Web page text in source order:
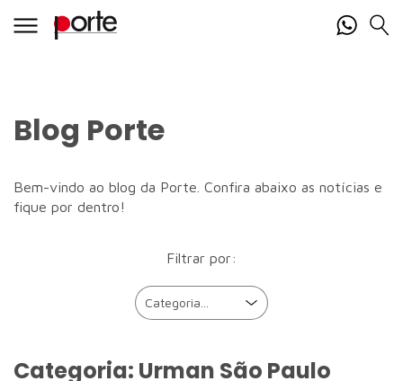
Blog Porte
Bem-vindo ao blog da Porte. Confira abaixo as notícias e
fique por dentro!
Filtrar por:
Categoria: Urman São Paulo